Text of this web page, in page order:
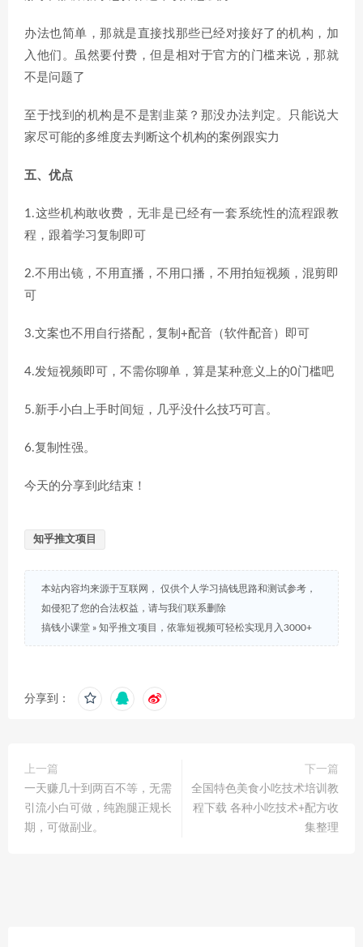
办法也简单，那就是直接找那些已经对接好了的机构，加
入他们。虽然要付费，但是相对于官方的门槛来说，那就
不是问题了
至于找到的机构是不是割韭菜？那没办法判定。只能说大
家尽可能的多维度去判断这个机构的案例跟实力
五、优点
1.这些机构敢收费，无非是已经有一套系统性的流程跟教
程，跟着学习复制即可
2.不用出镜，不用直播，不用口播，不用拍短视频，混剪即
可
3.文案也不用自行搭配，复制+配音（软件配音）即可
4.发短视频即可，不需你聊单，算是某种意义上的0门槛吧
5.新手小白上手时间短，几乎没什么技巧可言。
6.复制性强。
今天的分享到此结束！
知乎推文项目
本站内容均来源于互联网， 仅供个人学习搞钱思路和测试参考，
如侵犯了您的合法权益，请与我们联系删除
搞钱小课堂 » 知乎推文项目，依靠短视频可轻松实现月入3000+
分享到：
上一篇
一天赚几十到两百不等，无需
引流小白可做，纯跑腿正规长
期，可做副业。
下一篇
全国特色美食小吃技术培训教
程下载 各种小吃技术+配方收
集整理